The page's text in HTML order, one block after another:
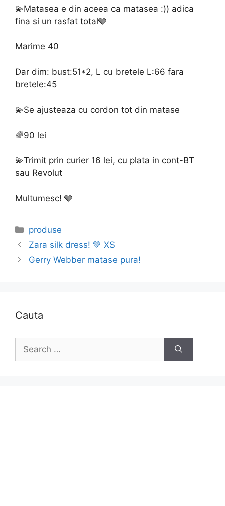
💫Matasea e din aceea ca matasea :)) adica
fina si un rasfat total🩶
Marime 40
Dar dim: bust:51*2, L cu bretele L:66 fara
bretele:45
💫Se ajusteaza cu cordon tot din matase
🌈90 lei
💫Trimit prin curier 16 lei, cu plata in cont-BT
sau Revolut
Multumesc! 🩶
Categories
produse
Zara silk dress! 💚 XS
Gerry Webber matase pura!
Cauta
for: